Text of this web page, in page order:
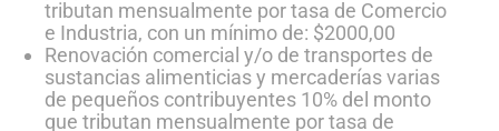
tributan mensualmente por tasa de Comercio
e Industria, con un mínimo de: $2000,00
Renovación comercial y/o de transportes de
sustancias alimenticias y mercaderías varias
de pequeños contribuyentes 10% del monto
que tributan mensualmente por tasa de